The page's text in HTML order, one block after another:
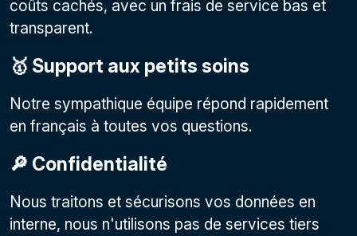
coûts cachés, avec un frais de service bas et
transparent.
🥇 Support aux petits soins
Notre sympathique équipe répond rapidement
en français à toutes vos questions.
🔎 Confidentialité
Nous traitons et sécurisons vos données en
interne, nous n'utilisons pas de services tiers